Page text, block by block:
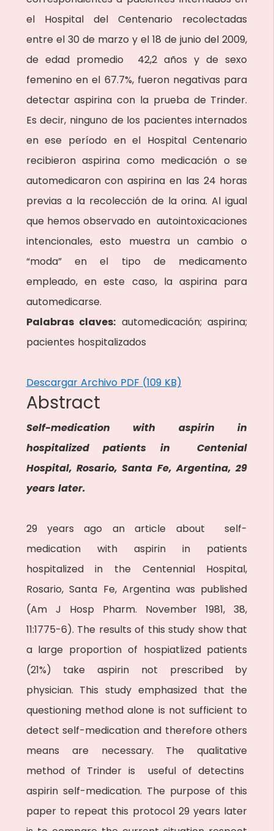
el Hospital del Centenario recolectadas
entre el 30 de marzo y el 18 de junio del 2009,
de edad promedio 42,2 años y de sexo
femenino en el 67.7%, fueron negativas para
detectar aspirina con la prueba de Trinder.
Es decir, ninguno de los pacientes internados
en ese período en el Hospital Centenario
recibieron aspirina como medicación o se
automedicaron con aspirina en las 24 horas
previas a la recolección de la orina. Al igual
que hemos observado en autointoxicaciones
intencionales, esto muestra un cambio o
“moda” en el tipo de medicamento
empleado, en este caso, la aspirina para
automedicarse.
Palabras claves: automedicación; aspirina;
pacientes hospitalizados
Descargar Archivo PDF (109 KB)
Abstract
Self-medication with aspirin in
hospitalized patients in Centenial
Hospital, Rosario, Santa Fe, Argentina, 29
years later.
29 years ago an article about self-
medication with aspirin in patients
hospitalized in the Centennial Hospital,
Rosario, Santa Fe, Argentina was published
(Am J Hosp Pharm. November 1981, 38,
11:1775-6). The results of this study show that
a large proportion of hospiatlized patients
(21%) take aspirin not prescribed by
physician. This study emphasized that the
questioning method alone is not sufficient to
detect self-medication and therefore others
means are necessary. The qualitative
method of Trinder is useful of detectins
aspirin self-medication. The purpose of this
paper to repeat this protocol 29 years later